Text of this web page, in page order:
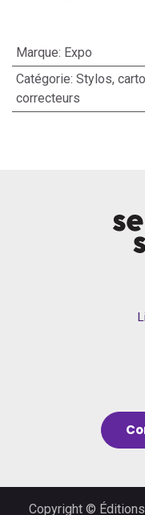
Marque: Expo
Catégorie: Stylos,
correcteurs
Copyright ©